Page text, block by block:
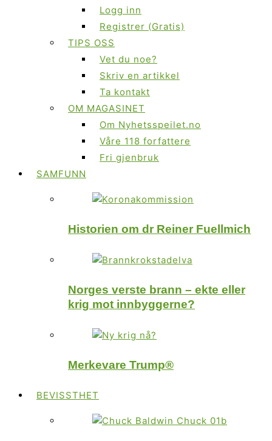
Logg inn
Registrer (Gratis)
TIPS OSS
Vet du noe?
Skriv en artikkel
Ta kontakt
OM MAGASINET
Om Nyhetsspeilet.no
Våre 118 forfattere
Fri gjenbruk
SAMFUNN
Historien om dr Reiner Fuellmich
Norges verste brann – ekte eller
krig mot innbyggerne?
Merkevare Trump®
BEVISSTHET